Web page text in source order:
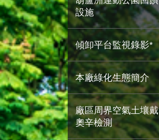
設施
傾卸平台監視錄影*
本廠綠化生態簡介
廠區周界空氣土壤戴
奧辛檢測